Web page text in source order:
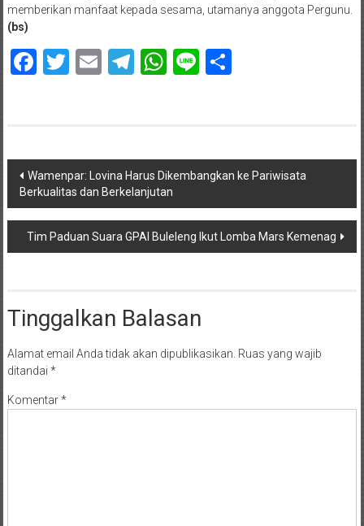
memberikan manfaat kepada sesama, utamanya anggota Pergunu.
(bs)
Facebook
Twitter
EmailTelegram
WhatsApp
LineShare
Navigasi
pos
Wamenpar: Lovina Harus Dikembangkan ke Pariwisata
Berkualitas dan Berkelanjutan
Tim Paduan Suara GPAI Buleleng Ikut Lomba Mars Kemenag
Tinggalkan Balasan
Alamat email Anda tidak akan dipublikasikan. Ruas yang wajib
ditandai *
Komentar*